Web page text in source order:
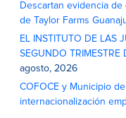
Descartan evidencia
de Taylor Farms
EL INSTITUTO DE LAS
SEGUNDO
agosto, 2026
COFOCE y Municipio
internacionalización